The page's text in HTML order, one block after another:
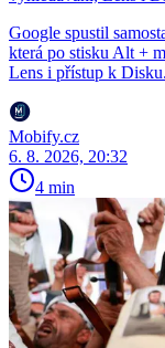
Google spustil
která po stisku Alt +
Lens i přístup k Disku.
Mobify.cz
6. 8. 2026, 20:32
4 min